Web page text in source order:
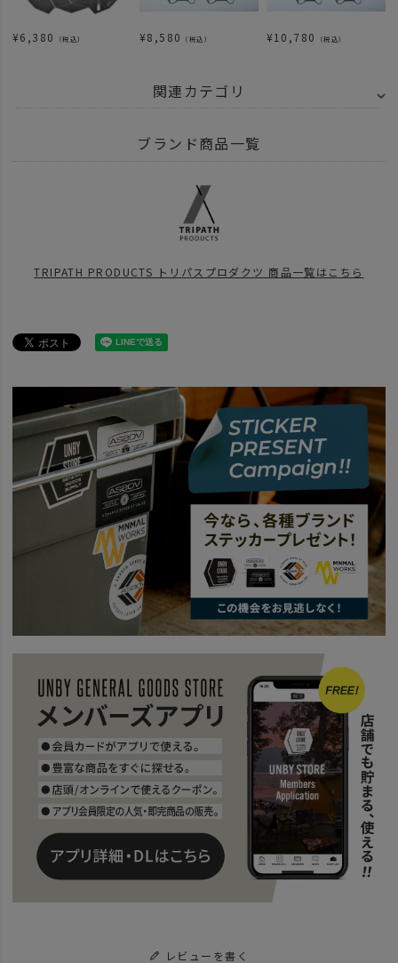
¥6,380 （税込） ¥8,580 （税込） ¥10,780 （税込）
関連カテゴリ
UNBY SELECT TRIPATH PRODUCTS - トリパスプロダクツ
トリパスプロダクツのPOP-UP開催決定！どんな商品がラインナップす
news UNBYみのおキューズモール店【TRIPATHPRODUCTS】POPUP
ブランド商品一覧
TRIPATH PRODUCTS トリパスプロダクツ 商品一覧はこちら
レビューを書く